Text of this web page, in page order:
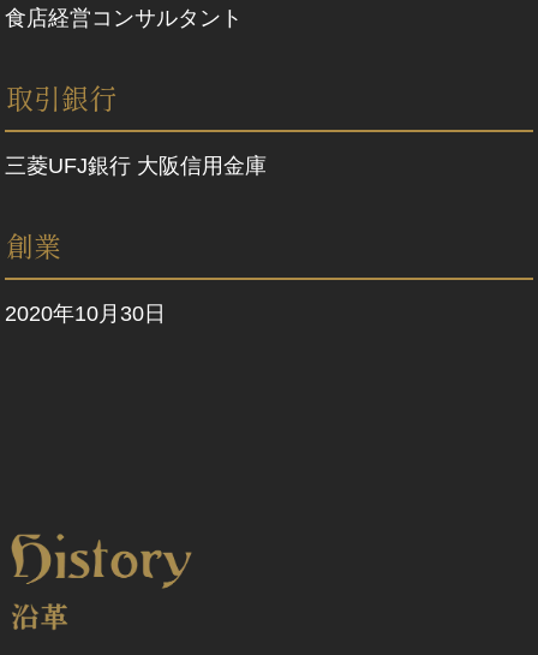
食店経営コンサルタント
取引銀行
三菱UFJ銀行 大阪信用金庫
創業
2020年10月30日